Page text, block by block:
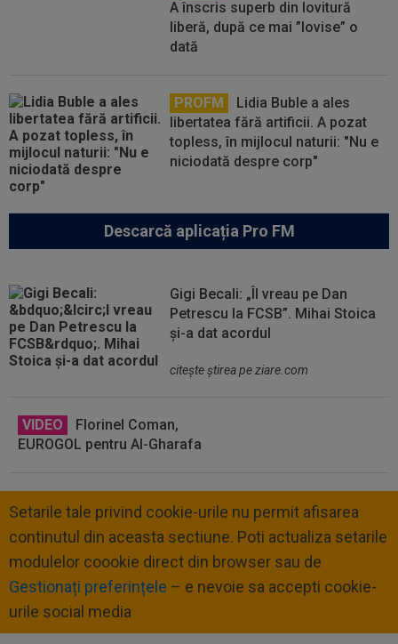
A înscris superb din lovitură
liberă, după ce mai ”lovise” o
dată
PROFM
Lidia Buble a ales
libertatea fără artificii. A pozat
topless, în mijlocul naturii: "Nu e
niciodată despre corp"
Descarcă aplicația Pro FM
Gigi Becali: „Îl vreau pe Dan
Petrescu la FCSB”. Mihai Stoica
și-a dat acordul
citeşte ştirea pe ziare.com
VIDEO
Florinel Coman,
EUROGOL pentru Al-Gharafa
Setarile tale privind cookie-urile nu permit afisarea
continutul din aceasta sectiune. Poti actualiza setarile
modulelor coookie direct din browser sau de
Gestionați preferințele – e nevoie sa accepti cookie-
urile social media